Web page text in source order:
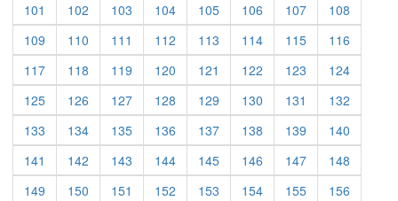
101
102 103 104 105 106 107
108
109
110 111 112 113 114 115
116
117
118 119 120 121 122 123
124
125
126 127 128 129 130 131
132
133
134 135 136 137 138 139
140
141
142 143 144 145 146 147
148
149
150 151 152 153 154 155
156